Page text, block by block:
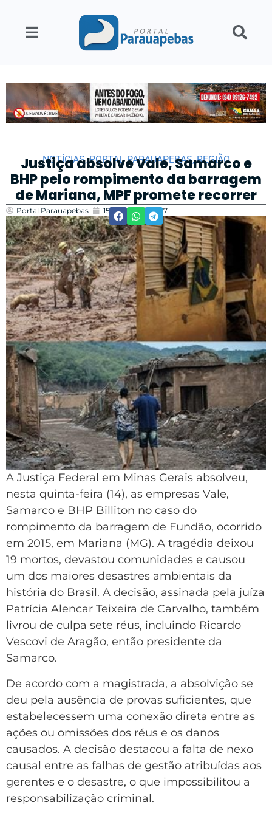
NOTÍCIAS,PORTAL PARAUAPEBAS,REGIÃO
Justiça absolve Vale, Samarco e
BHP pelo rompimento da barragem
de Mariana, MPF promete recorrer
Portal Parauapebas 15/11/2024 13:17
A Justiça Federal em Minas Gerais absolveu,
nesta quinta-feira (14), as empresas Vale,
Samarco e BHP Billiton no caso do
rompimento da barragem de Fundão, ocorrido
em 2015, em Mariana (MG). A tragédia deixou
19 mortos, devastou comunidades e causou
um dos maiores desastres ambientais da
história do Brasil. A decisão, assinada pela juíza
Patrícia Alencar Teixeira de Carvalho, também
livrou de culpa sete réus, incluindo Ricardo
Vescovi de Aragão, então presidente da
Samarco.
De acordo com a magistrada, a absolvição se
deu pela ausência de provas suficientes, que
estabelecessem uma conexão direta entre as
ações ou omissões dos réus e os danos
causados. A decisão destacou a falta de nexo
causal entre as falhas de gestão atribuídas aos
gerentes e o desastre, o que impossibilitou a
responsabilização criminal.